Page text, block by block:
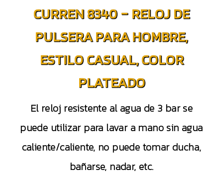
CURREN 8340 – RELOJ DE
PULSERA PARA HOMBRE,
ESTILO CASUAL, COLOR
PLATEADO
El reloj resistente al agua de 3 bar se
puede utilizar para lavar a mano sin agua
caliente/caliente, no puede tomar ducha,
bañarse, nadar, etc.